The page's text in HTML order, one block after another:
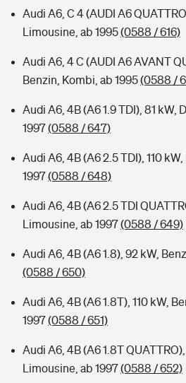
Audi A6, C 4 (AUDI A6
Limousine, ab 1995(0588 / 616)
Audi A6, 4 C (AUDI A6 AVANT
Benzin, Kombi, ab 1995(0588 /
Audi A6, 4B (A6 1.9 TDI), 81 kW,
1997(0588 / 647)
Audi A6, 4B (A6 2.5 TDI), 110
1997(0588 / 648)
Audi A6, 4B (A6 2.5 TDI
Limousine, ab 1997(0588 / 649)
Audi A6, 4B (A6 1.8), 92 kW,
(0588 / 650)
Audi A6, 4B (A6 1.8T), 110 kW,
1997(0588 / 651)
Audi A6, 4B (A6 1.8T QUATTRO),
Limousine, ab 1997(0588 / 652)